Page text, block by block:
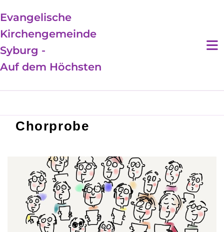
Evangelische
Kirchengemeinde
Syburg -
Auf dem Höchsten
Chorprobe